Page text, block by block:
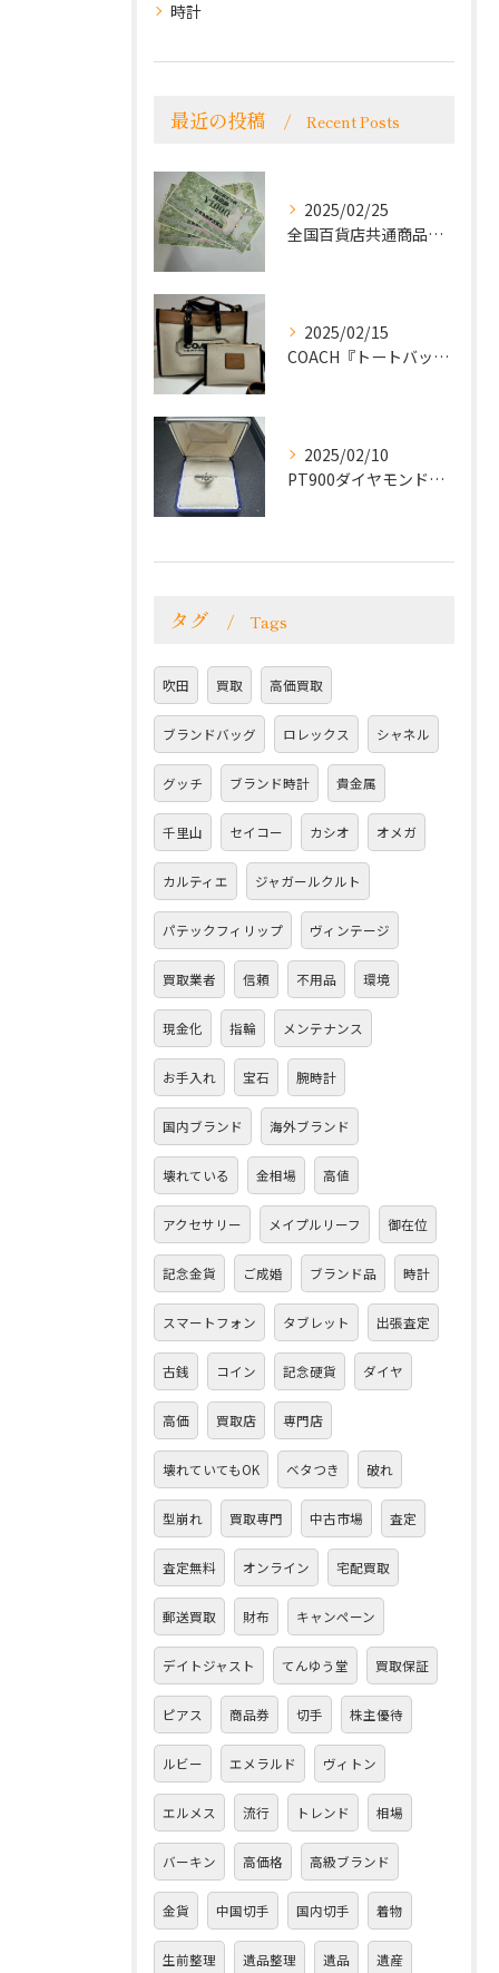
時計
最近の投稿 Recent Posts
2025/02/25
全国百貨店共通商品券をお買取致しました！
2025/02/15
COACH『トートバッグ』をお買取致しました！
2025/02/10
PT900ダイヤモンドリングをお買取致しました！
タグ Tags
吹田 買取 高価買取
ブランドバッグ ロレックス シャネル
グッチ ブランド時計 貴金属
千里山 セイコー カシオ オメガ
カルティエ ジャガールクルト
パテックフィリップ ヴィンテージ
買取業者 信頼 不用品 環境
現金化 指輪 メンテナンス
お手入れ 宝石 腕時計
国内ブランド 海外ブランド
壊れている 金相場 高値
アクセサリー メイプルリーフ 御在位
記念金貨 ご成婚 ブランド品 時計
スマートフォン タブレット 出張査定
古銭 コイン 記念硬貨 ダイヤ
高価 買取店 専門店
壊れていてもOK ベタつき 破れ
型崩れ 買取専門 中古市場 査定
査定無料 オンライン 宅配買取
郵送買取 財布 キャンペーン
デイトジャスト てんゆう堂 買取保証
ピアス 商品券 切手 株主優待
ルビー エメラルド ヴィトン
エルメス 流行 トレンド 相場
バーキン 高価格 高級ブランド
金貨 中国切手 国内切手 着物
生前整理 遺品整理 遺品 遺産